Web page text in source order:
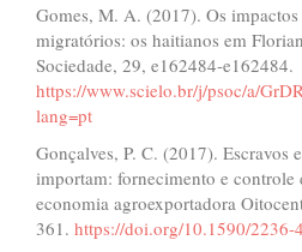
Gomes, M. A. (2017). Os
migratórios: os haitianos em
Sociedade, 29, e162484-e162484.
https://www.scielo.br/j/psoc/a/
lang=pt
Gonçalves, P. C. (2017). Escravos
importam: fornecimento e controle
economia agroexportadora
361. https://doi.org/10.1590/2236-